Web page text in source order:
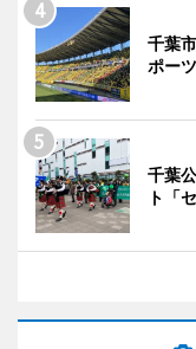
千葉
ポー
千葉
ト「